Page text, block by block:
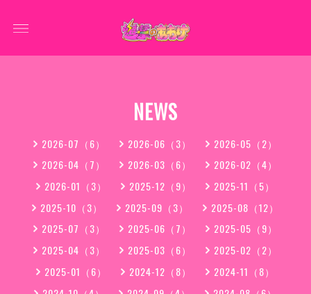
NEWS
2026-07（6） 2026-06（3）
2026-05（2）
2026-04（7）
2026-03（6）
2026-02（4）
2026-01（3）
2025-12（9）
2025-11（5）
2025-10（3）
2025-09（3）
2025-08（12）
2025-07（3）
2025-06（7）
2025-05（9）
2025-04（3）
2025-03（6）
2025-02（2）
2025-01（6）
2024-12（8）
2024-11（8）